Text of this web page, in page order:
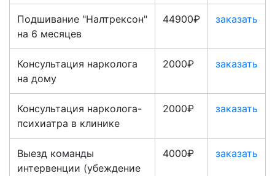
Подшивание "Налтрексон"
на 6 месяцев
44900₽ заказать
Консультация нарколога
на дому
2000₽ заказать
Консультация нарколога-
психиатра в клинике
2000₽ заказать
Выезд команды
интервенции (убеждение
4000₽ заказать